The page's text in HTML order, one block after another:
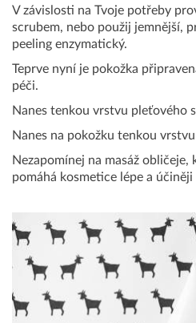
V závislosti na Tvoje potřeby
scrubem, nebo použij jemnější,
peeling enzymatický.
Teprve nyní je pokožka
péči.
Nanes tenkou vrstvu pleťového
Nanes na pokožku tenkou
Nezapomínej na masáž obličeje,
pomáhá kosmetice lépe a